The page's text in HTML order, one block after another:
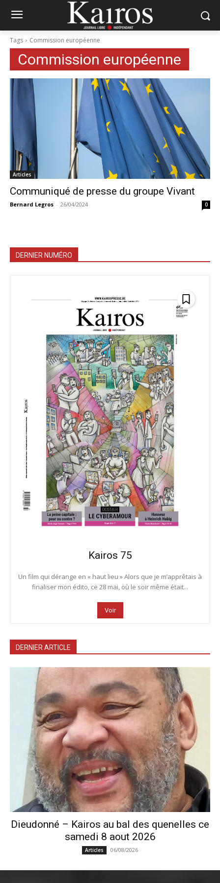
Tags Commission européenne
Commission européenne
Articles
Communiqué de presse du groupe Vivant
Bernard Legros - 26/04/2024 0
DERNIER NUMÉRO
Kairos 75
Un film qui dérange en « haut lieu » Alors que je m’apprêtais à
finaliser mon édito, ce 28 mai, où le soir même était...
Voir
DERNIER ARTICLE
Dieudonné – Kairos au bal des quenelles ce
samedi 8 aout 2026
Articles 06/08/2026